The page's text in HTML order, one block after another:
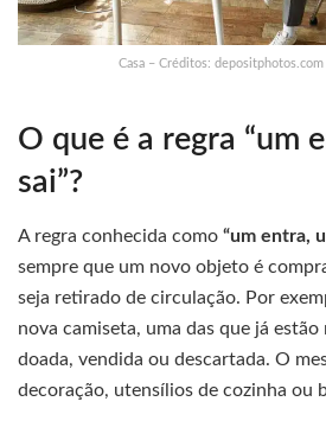
Casa – Créditos:
O que é a regra “um
sai”?
A regra conhecida como “um entra,
sempre que um novo objeto é
seja retirado de circulação. Por
nova camiseta, uma das que já
doada, vendida ou descartada. O
decoração, utensílios de cozinha ou